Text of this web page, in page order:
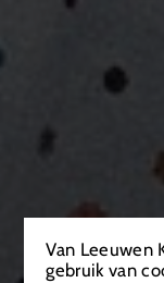
Van Leeuwen
gebruik van